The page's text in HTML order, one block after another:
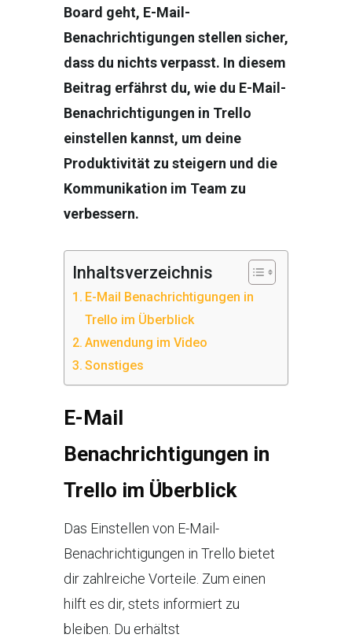
Board geht, E-Mail-
Benachrichtigungen stellen sicher,
dass du nichts verpasst. In diesem
Beitrag erfährst du, wie du E-Mail-
Benachrichtigungen in Trello
einstellen kannst, um deine
Produktivität zu steigern und die
Kommunikation im Team zu
verbessern.
Inhaltsverzeichnis
E-Mail Benachrichtigungen in
Trello im Überblick
Anwendung im Video
Sonstiges
E-Mail
Benachrichtigungen in
Trello im Überblick
Das Einstellen von E-Mail-
Benachrichtigungen in Trello bietet
dir zahlreiche Vorteile. Zum einen
hilft es dir, stets informiert zu
bleiben. Du erhältst